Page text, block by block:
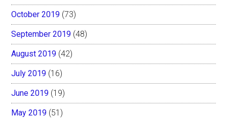
October 2019 (73)
September 2019 (48)
August 2019 (42)
July 2019 (16)
June 2019 (19)
May 2019 (51)